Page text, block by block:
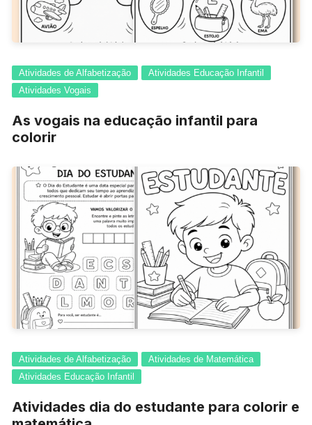
Atividades de Alfabetização
Atividades Educação Infantil
Atividades Vogais
As vogais na educação infantil para
colorir
Atividades de Alfabetização
Atividades de Matemática
Atividades Educação Infantil
Atividades dia do estudante para colorir e